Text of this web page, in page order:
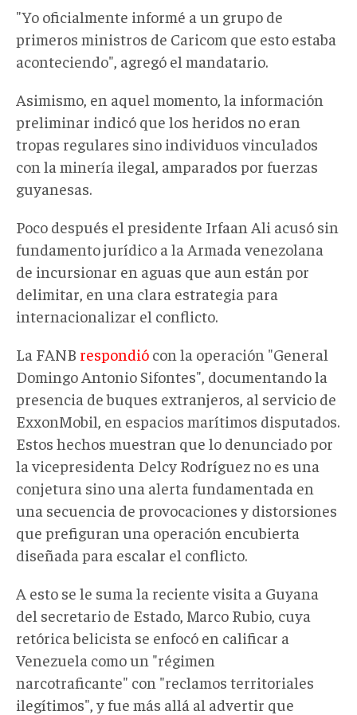
"Yo oficialmente informé a un grupo de
primeros ministros de Caricom que esto estaba
aconteciendo", agregó el mandatario.
Asimismo, en aquel momento, la información
preliminar indicó que los heridos no eran
tropas regulares sino individuos vinculados
con la minería ilegal, amparados por fuerzas
guyanesas.
Poco después el presidente Irfaan Ali acusó sin
fundamento jurídico a la Armada venezolana
de incursionar en aguas que aun están por
delimitar, en una clara estrategia para
internacionalizar el conflicto.
La FANB respondió con la operación "General
Domingo Antonio Sifontes", documentando la
presencia de buques extranjeros al servicio de
ExxonMobil en espacios marítimos disputados.
Estos hechos muestran que lo denunciado por
la vicepresidenta Delcy Rodríguez no es una
conjetura sino una alerta fundamentada en
una secuencia de provocaciones y distorsiones
que prefiguran una operación encubierta
diseñada para escalar el conflicto.
A esto se le suma la reciente visita a Guyana
del secretario de Estado, Marco Rubio , cuya
retórica belicista se enfocó en calificar a
Venezuela como un "régimen
narcotraficante" con "reclamos territoriales
ilegítimos", y fue más allá al advertir que